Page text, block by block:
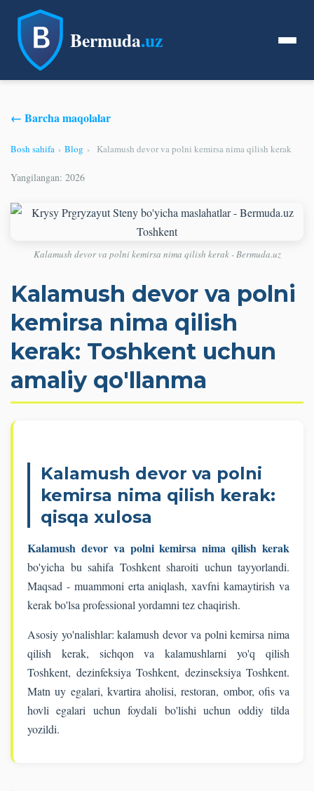
Bermuda.uz
← Barcha maqolalar
Bosh sahifa › Blog › Kalamush devor va polni kemirsa nima qilish kerak
Yangilangan: 2026
Kalamush devor va polni kemirsa nima qilish kerak - Bermuda.uz
Kalamush devor va polni
kemirsa nima qilish
kerak: Toshkent uchun
amaliy qo'llanma
Kalamush devor va polni
kemirsa nima qilish kerak:
qisqa xulosa
Kalamush devor va polni kemirsa nima qilish kerak
bo'yicha bu sahifa Toshkent sharoiti uchun tayyorlandi.
Maqsad - muammoni erta aniqlash, xavfni kamaytirish va
kerak bo'lsa professional yordamni tez chaqirish.
Asosiy yo'nalishlar: kalamush devor va polni kemirsa nima
qilish kerak, sichqon va kalamushlarni yo'q qilish
Toshkent, dezinfeksiya Toshkent, dezinseksiya Toshkent.
Matn uy egalari, kvartira aholisi, restoran, ombor, ofis va
hovli egalari uchun foydali bo'lishi uchun oddiy tilda
yozildi.